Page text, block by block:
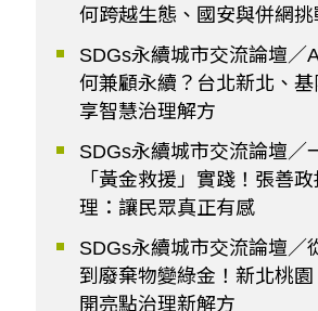
何跨越生態、國安與併網挑
SDGs永續城市交流論壇／
何兼顧永續？台北新北、
享智慧治理解方
SDGs永續城市交流論壇／
「黃金救援」實踐！張善
理：讓民眾真正有感
SDGs永續城市交流論壇／
到廢棄物變綠金！新北桃
開亮點治理新解方